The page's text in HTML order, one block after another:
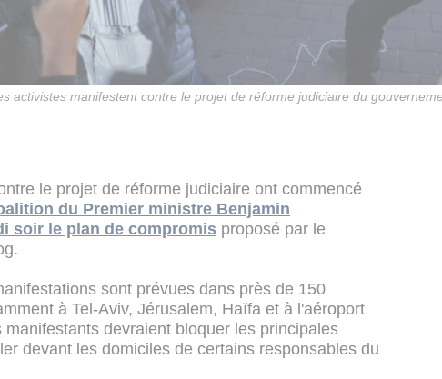
activistes manifestent contre le projet de réforme judiciaire du
le projet de réforme judiciaire ont commencé
du Premier ministre Benjamin
soir le plan de compromis proposé par le
sont prévues dans près de 150
à Tel-Aviv, Jérusalem, Haïfa et à l'aéroport
devraient bloquer les principales
devant les domiciles de certains responsables du